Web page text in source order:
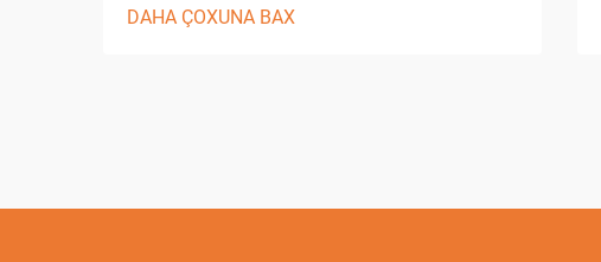
inqilablaşdırmışdır. Bu mürəkkəb elektrik
DAHA ÇOXUNA BAX